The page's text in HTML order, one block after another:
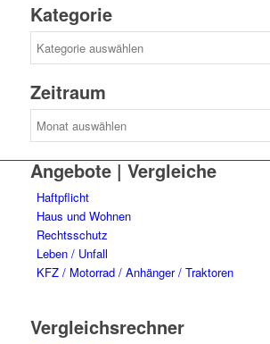
Kategorie
Zeitraum
Angebote | Vergleiche
Haftpflicht
Haus und Wohnen
Rechtsschutz
Leben / Unfall
KFZ / Motorrad / Anhänger / Traktoren
Vergleichsrechner